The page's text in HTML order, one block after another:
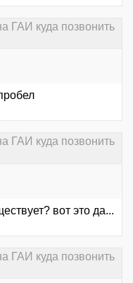
ГАИ куда позвонить
ГАИ куда позвонить
вот это да...
ГАИ куда позвонить